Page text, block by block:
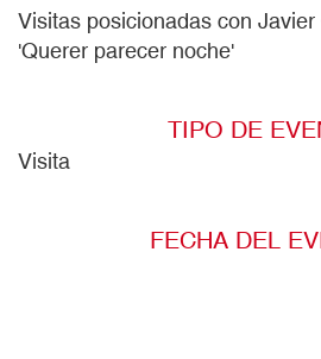
Visitas posicionadas con
'Querer parecer noche'
TIPO DE
Visita
FECHA DEL